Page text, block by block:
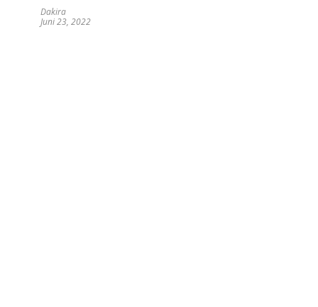
Dakira
Juni 23, 2022